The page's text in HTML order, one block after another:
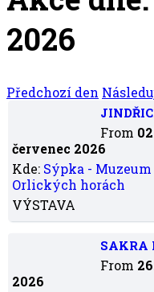
2026
Předchozí den
From
červenec 2026
Kde: Sýpka -
Orlických horách
VÝSTAVA
SAKRA
From
2026